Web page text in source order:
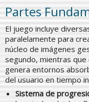
Partes
El juego incluye
paralelamente para
núcleo de imágenes
segundo, mientras que
genera entornos
del usuario en tiempo
Sistema de